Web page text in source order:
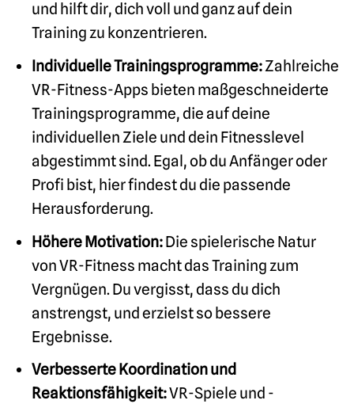
und hilft dir, dich voll und ganz auf dein
Training zu konzentrieren.
Individuelle Trainingsprogramme:Zahlreiche
VR-Fitness-Apps bieten maßgeschneiderte
Trainingsprogramme, die auf deine
individuellen Ziele und dein Fitnesslevel
abgestimmt sind. Egal, ob du Anfänger oder
Profi bist, hier findest du die passende
Herausforderung.
Höhere Motivation:Die spielerische Natur
von VR-Fitness macht das Training zum
Vergnügen. Du vergisst, dass du dich
anstrengst, und erzielst so bessere
Ergebnisse.
Verbesserte Koordination und
Reaktionsfähigkeit:VR-Spiele und -